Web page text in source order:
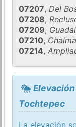
07207,Del
07208,
07209,
07210,
07214,
Tochtepec
La elevación